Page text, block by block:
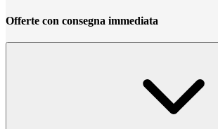
Offerte con consegna immediata